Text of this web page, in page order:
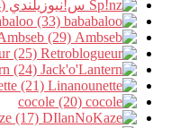
س!نيوزيلندي (44)